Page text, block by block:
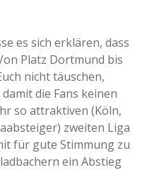
es sich erklären, dass
Platz Dortmund bis
nicht täuschen,
die Fans keinen
so attraktiven (Köln,
zweiten Liga
für gute Stimmung zu
ein Abstieg